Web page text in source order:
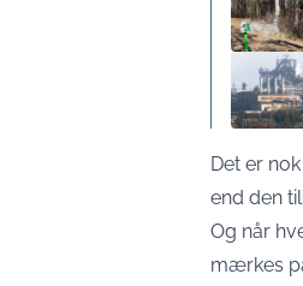
Det er
end den
Og når
mærkes